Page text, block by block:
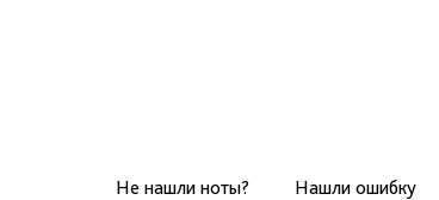
Не нашли ноты?
Нашли ошибку